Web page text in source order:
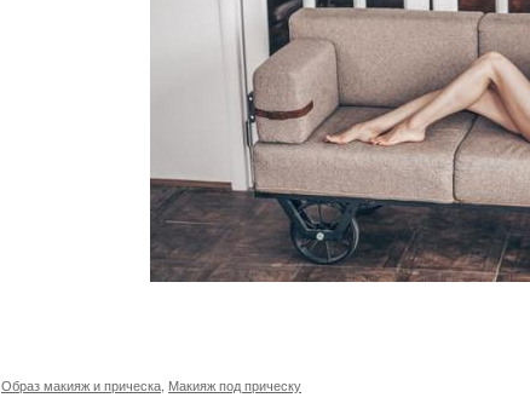
Образ макияж и прическа Макияж под прическу